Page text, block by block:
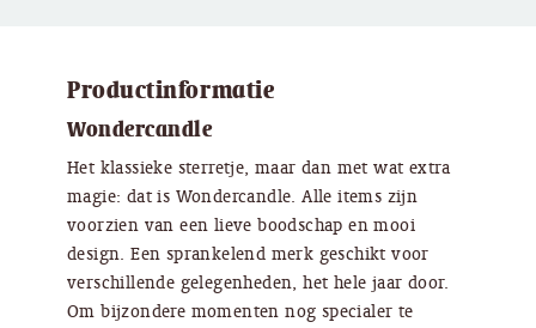
Productinformatie
Wondercandle
Het klassieke sterretje, maar dan met wat extra
magie: dat is Wondercandle. Alle items zijn
voorzien van een lieve boodschap en mooi
design. Een sprankelend merk geschikt voor
verschillende gelegenheden, het hele jaar door.
Om bijzondere momenten nog specialer te